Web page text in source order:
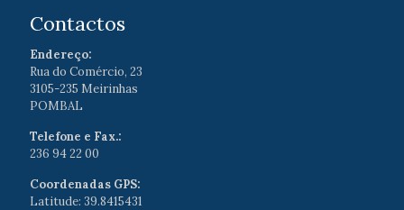
Contactos
Endereço:
Rua do Comércio, 23
3105-235 Meirinhas
POMBAL
Telefone e Fax.:
236 94 22 00
Coordenadas GPS:
Latitude: 39.8415431